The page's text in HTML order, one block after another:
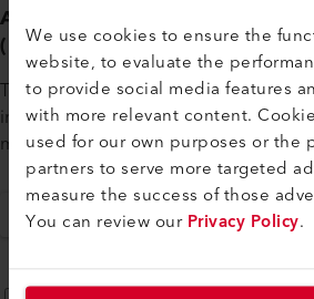
We use cookies to ensure the
website, to evaluate the
to provide social media features
with more relevant content.
used for our own purposes or the
partners to serve more targeted
measure the success of those
You can review ourPrivacy Policy.
Ajouter des documents de
(facultatif)
Téléchargez jusqu'à 5 fichiers (max. 8
images en .jpg ou .png) pour
motivation ci-dessus.
+ AJOUTER UN FICHIER